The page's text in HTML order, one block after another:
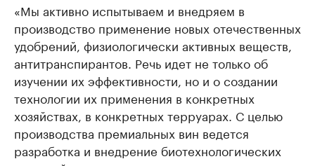
«Мы активно испытываем и внедряем в
производство применение новых отечественных
удобрений, физиологически активных веществ,
антитранспирантов. Речь идет не только об
изучении их эффективности, но и о создании
технологии их применения в конкретных
хозяйствах, в конкретных терруарах. С целью
производства премиальных вин ведется
разработка и внедрение биотехнологических